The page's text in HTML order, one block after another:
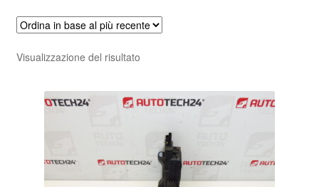
Visualizzazione del risultato